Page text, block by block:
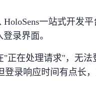
HoloSens一站式开发
录界面。
正在处理请求"，无
录响应时间有点长